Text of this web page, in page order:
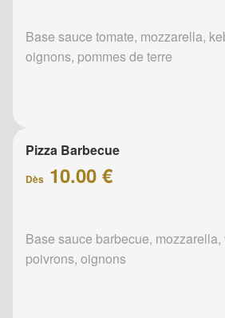
Base sauce tomate, mozzarella,
oignons, pommes de terre
Pizza Barbecue
Dès 10.00 €
Base sauce barbecue,
poivrons, oignons